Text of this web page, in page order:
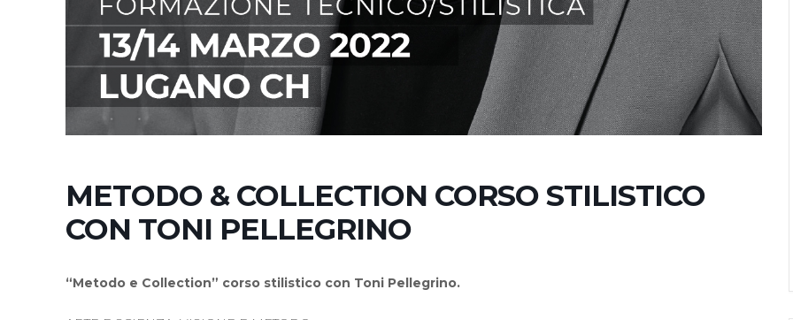
METODO & COLLECTION CORSO STILISTICO
CON TONI PELLEGRINO
“Metodo e Collection” corso stilistico con Toni Pellegrino.